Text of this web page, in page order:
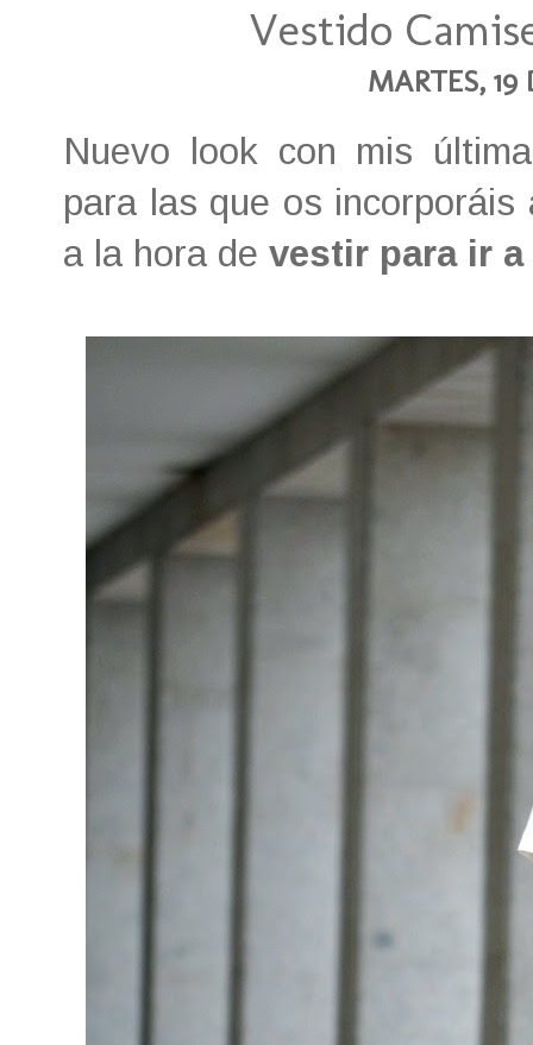
Vestido
MARTES,
Nuevo look con mis
para las que os
a la hora de vestir para ir